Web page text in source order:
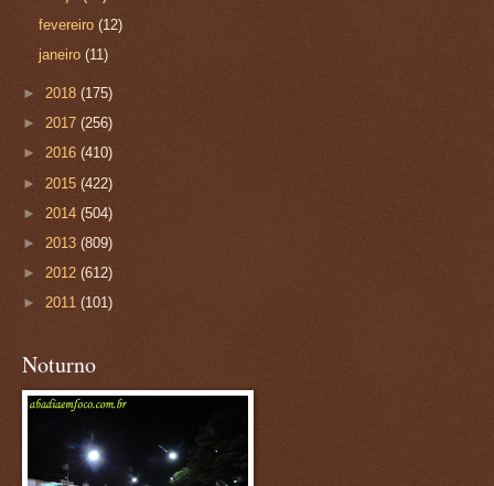
fevereiro(12)
janeiro(11)
► 2018 (175)
► 2017 (256)
► 2016 (410)
► 2015 (422)
► 2014 (504)
► 2013 (809)
► 2012 (612)
► 2011 (101)
Noturno